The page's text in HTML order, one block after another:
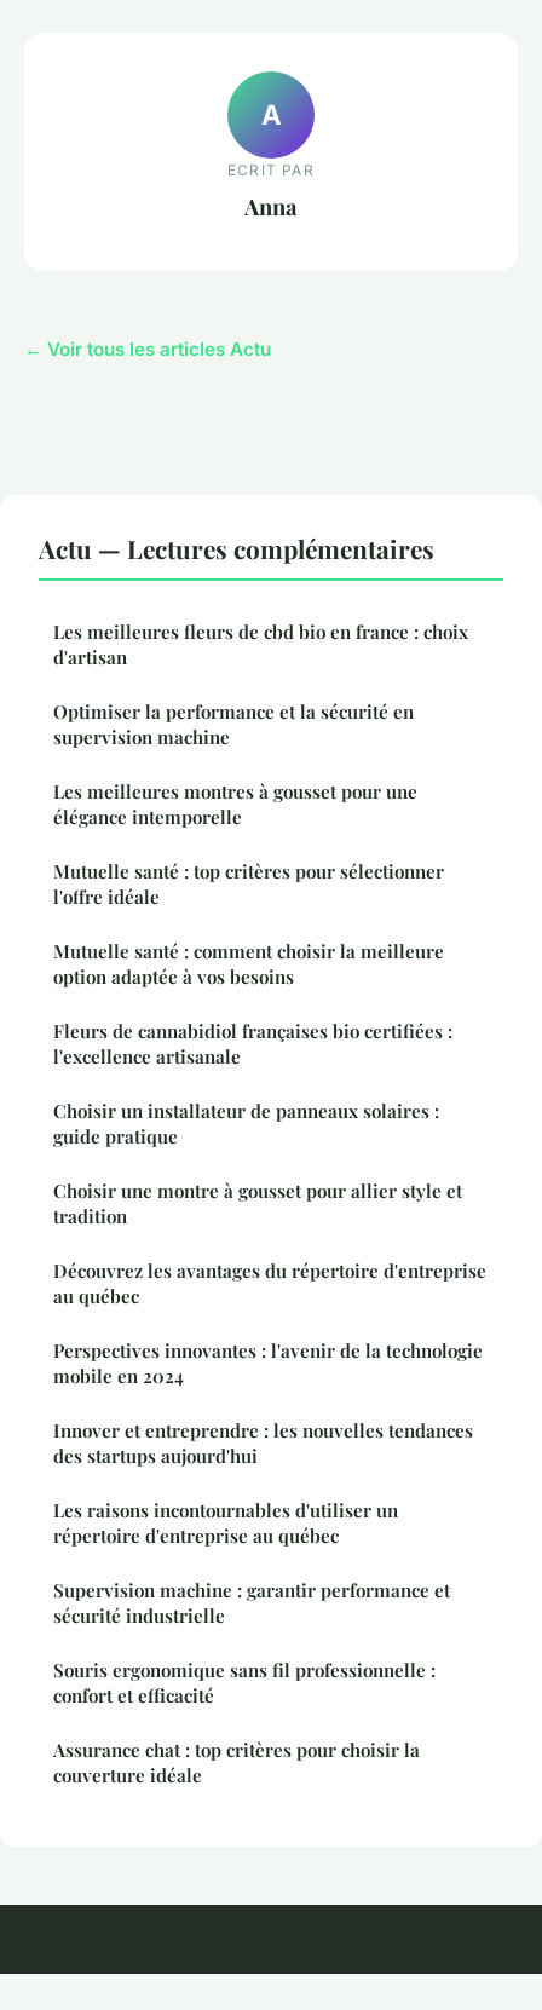
A
ECRIT PAR
Anna
← Voir tous les articles Actu
Actu — Lectures complémentaires
Les meilleures fleurs de cbd bio en france : choix
d'artisan
Optimiser la performance et la sécurité en
supervision machine
Les meilleures montres à gousset pour une
élégance intemporelle
Mutuelle santé : top critères pour sélectionner
l'offre idéale
Mutuelle santé : comment choisir la meilleure
option adaptée à vos besoins
Fleurs de cannabidiol françaises bio certifiées :
l'excellence artisanale
Choisir un installateur de panneaux solaires :
guide pratique
Choisir une montre à gousset pour allier style et
tradition
Découvrez les avantages du répertoire d'entreprise
au québec
Perspectives innovantes : l'avenir de la technologie
mobile en 2024
Innover et entreprendre : les nouvelles tendances
des startups aujourd'hui
Les raisons incontournables d'utiliser un
répertoire d'entreprise au québec
Supervision machine : garantir performance et
sécurité industrielle
Souris ergonomique sans fil professionnelle :
confort et efficacité
Assurance chat : top critères pour choisir la
couverture idéale
Kayira